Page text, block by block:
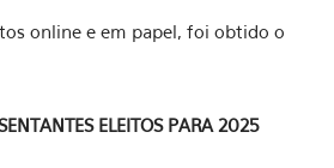
online e em papel, foi obtido o
ELEITOS PARA 2025